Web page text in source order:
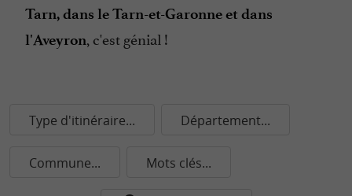
Tarn, dans le Tarn-et-Garonne et dans
l'Aveyron, c'est génial !
Type d'itinéraire... Département...
Commune... Mots clés...